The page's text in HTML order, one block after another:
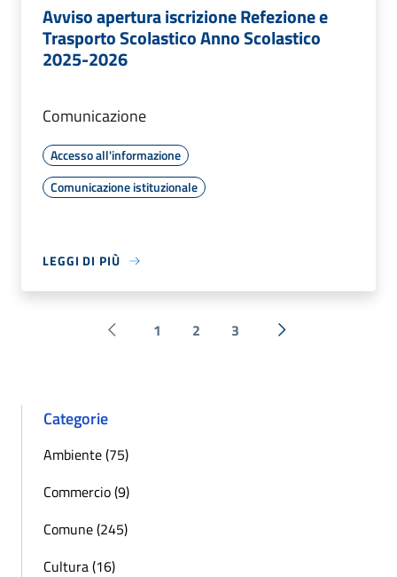
Avviso apertura iscrizione Refezione e
Trasporto Scolastico Anno Scolastico
2025-2026
Comunicazione
Accesso all'informazione
Comunicazione istituzionale
LEGGI DI PIÙ
Pagina precedente
1 2 3 Successiva »
Categorie
Ambiente (75)
Commercio (9)
Comune (245)
Cultura (16)